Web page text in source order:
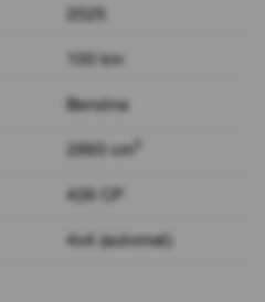
2025
100 km
Benzina
2993 cm
426 CP
4x4 (automat)